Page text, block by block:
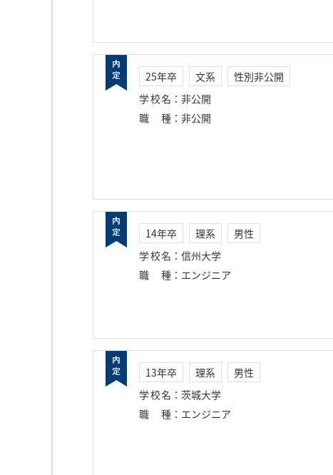
25年卒 文系
性別非公開
学校名 ： 非公開
職種 ： 非公開
14年卒 理系
男性
学校名 ： 信州大学
職種 ： エンジニア
13年卒 理系
男性
学校名 ： 茨城大学
職種 ： エンジニア